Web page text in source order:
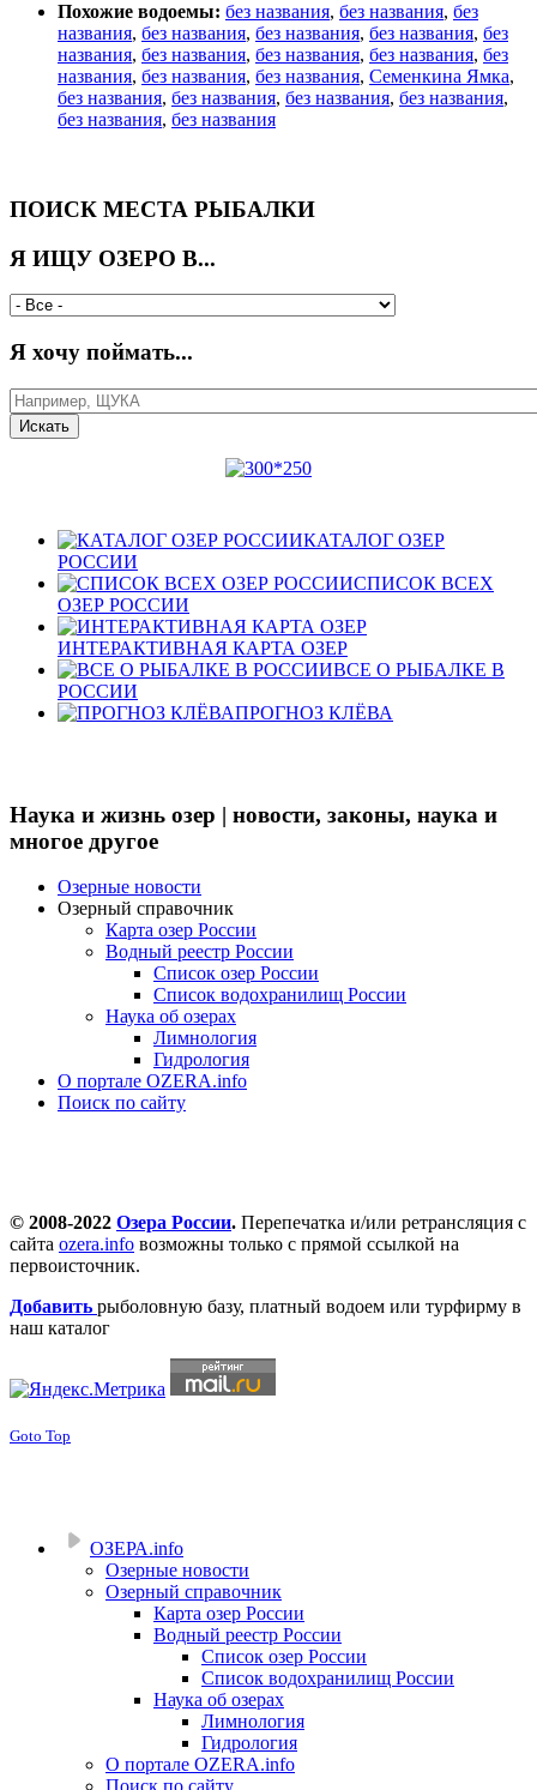
Похожие водоемы: без названия, без названия, без
названия, без названия, без названия, без названия, без
названия, без названия, без названия, без названия, без
названия, без названия, без названия, Семенкина Ямка,
без названия, без названия, без названия, без названия,
без названия, без названия
ПОИСК МЕСТА РЫБАЛКИ
Я ИЩУ ОЗЕРО В...
Я хочу поймать...
КАТАЛОГ ОЗЕР
РОССИИ
СПИСОК ВСЕХ
ОЗЕР РОССИИ
ИНТЕРАКТИВНАЯ КАРТА ОЗЕР
ВСЕ О РЫБАЛКЕ В
РОССИИ
ПРОГНОЗ КЛЁВА
Наука и жизнь озер | новости, законы, наука и
многое другое
Озерные новости
Озерный справочник
Карта озер России
Водный реестр России
Список озер России
Список водохранилищ России
Наука об озерах
Лимнология
Гидрология
О портале OZERA.info
Поиск по сайту
© 2008-2022 Озера России. Перепечатка и/или ретрансляция с
сайта ozera.info возможны только с прямой ссылкой на
первоисточник.
Добавить рыболовную базу, платный водоем или турфирму в
наш каталог
Goto Top
ОЗЕРА.info
Озерные новости
Озерный справочник
Карта озер России
Водный реестр России
Список озер России
Список водохранилищ России
Наука об озерах
Лимнология
Гидрология
О портале OZERA.info